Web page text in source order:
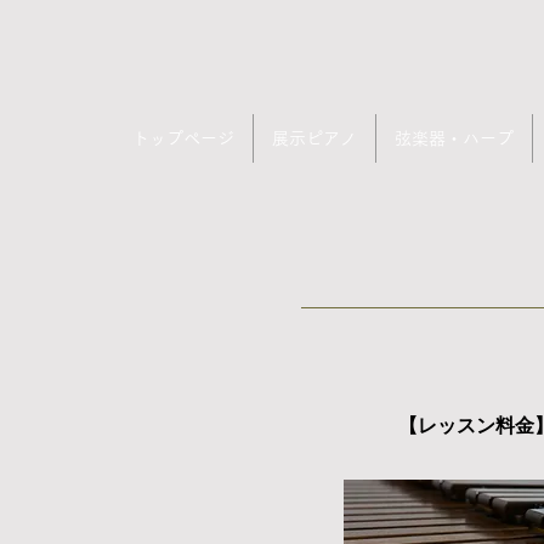
トップページ 展示ピアノ 弦楽器・ハープ
​【レッスン料金